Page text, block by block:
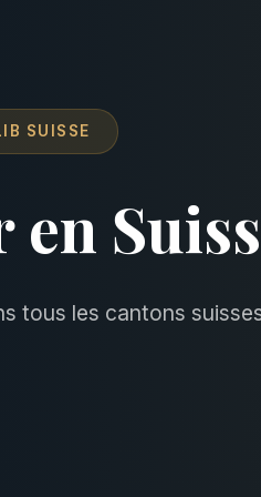
SUISSE
tous les cantons